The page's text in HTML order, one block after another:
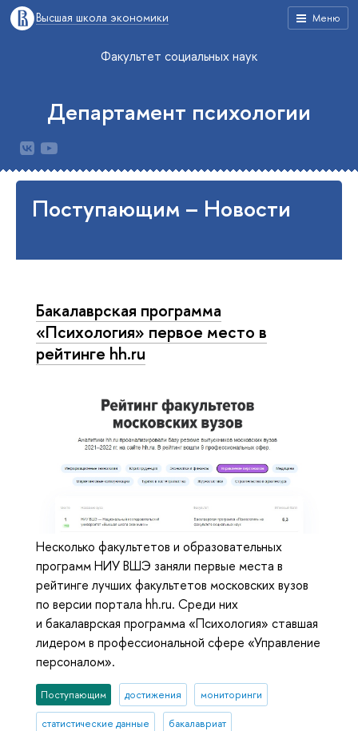
Меню
Высшая школа экономики
Факультет социальных наук
Департамент психологии
Поступающим – Новости
Бакалаврская программа
«Психология» первое место в
рейтинге hh.ru
Несколько факультетов и образовательных
программ НИУ ВШЭ заняли первые места в
рейтинге лучших факультетов московских вузов
по версии портала hh.ru. Среди них
и бакалаврская программа «Психология» ставшая
лидером в профессиональной сфере «Управление
персоналом».
Поступающим достижения мониторинги
статистические данные бакалавриат